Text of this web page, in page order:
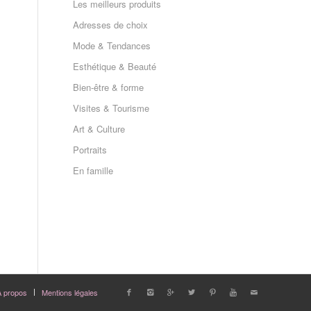
Les meilleurs produits
Adresses de choix
Mode & Tendances
Esthétique & Beauté
Bien-être & forme
Visites & Tourisme
Art & Culture
Portraits
En famille
propos Mentions légales